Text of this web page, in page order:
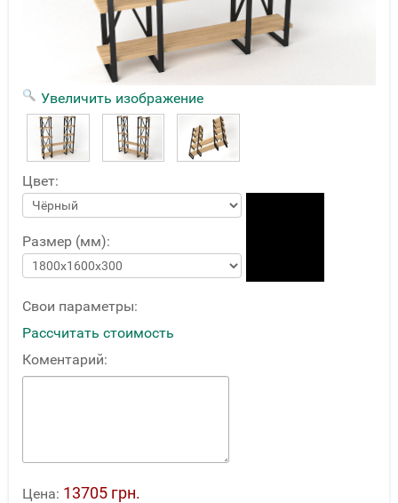
Увеличить изображение
Цвет:
Размер (мм):
Свои параметры:
Рассчитать стоимость
Коментарий:
Цена: 13705 грн.